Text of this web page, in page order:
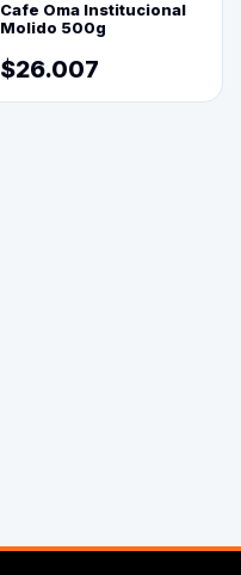
Cafe Oma Institucional
Molido 500g
$26.007